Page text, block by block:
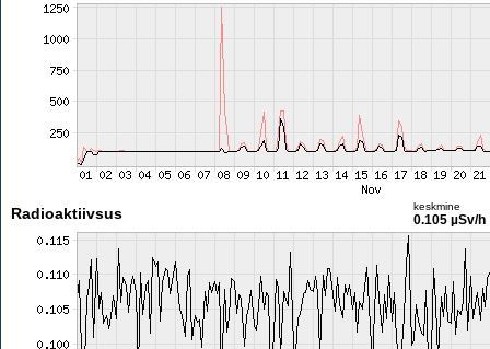
Radioaktiivsus keskmine
0.105 µSv/h